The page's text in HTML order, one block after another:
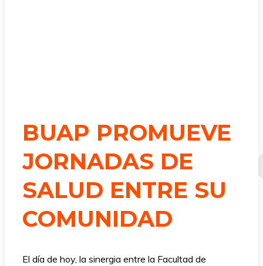
BUAP PROMUEVE
JORNADAS DE
SALUD ENTRE SU
COMUNIDAD
El día de hoy, la sinergia entre la Facultad de